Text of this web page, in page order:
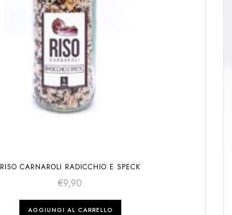
RISO CARNAROLI RADICCHIO E SPECK
€9,90
AGGIUNGI AL CARRELLO